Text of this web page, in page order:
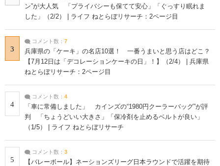
ン”が大人気 「プライバシーも保てて安心」「ぐっすり眠れま
した」（2/2） | ライフ ねとらぼリサーチ：2ページ目
3
コメント数： 7
兵庫県の「ケーキ」の名店10選！ 一番うまいと思う店はどこ？
【7月12日は「デコレーションケーキの日」！】（2/4） | 兵庫県
ねとらぼリサーチ：2ページ目
4
コメント数： 4
「車に常備しました」 カインズの“1980円クーラーバッグ”が評
判 「ちょうどいい大きさ」「保冷剤を止めるベルトが良い」
（1/5） | ライフ ねとらぼリサーチ
5
コメント数： 3
【バレーボール】ネーションズリーグ日本ラウンドで活躍を期待